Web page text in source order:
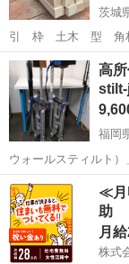
茨城
引 枠 土木 型 角
茨城 守谷市
高
福岡
省けるため、作…
福岡 中間市
≪月
助
月
株式